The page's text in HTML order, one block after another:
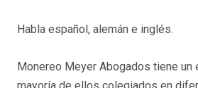
Habla español, alemán e inglés.
Monereo Meyer Abogados tiene